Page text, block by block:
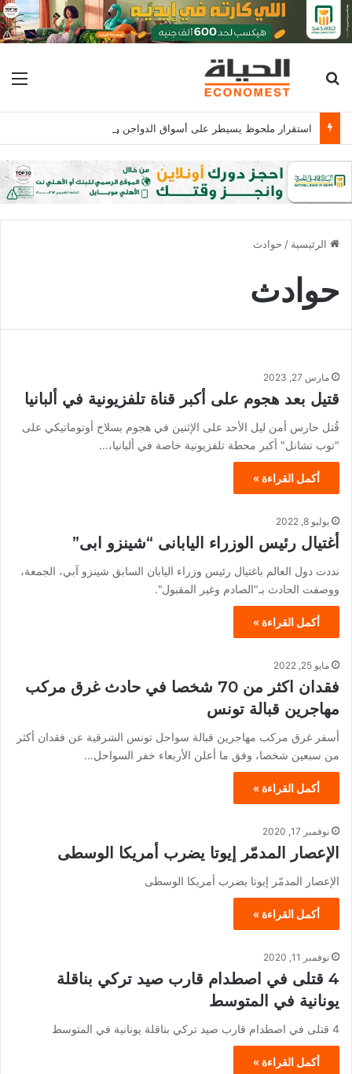
بحث عن
الرئيسية / حوادث
حوادث
مارس 27, 2023
قتيل بعد هجوم على أكبر قناة تلفزيونية في ألبانيا
قُتل حارس أمن ليل الأحد على الإثنين في هجوم بسلاح أوتوماتيكي على
"توب تشانل" أكبر محطة تلفزيونية خاصة في ألبانيا،…
أكمل القراءة »
يوليو 8, 2022
أغتيال رئيس الوزراء اليابانى “شينزو ابى”
نددت دول العالم باغتيال رئيس وزراء اليابان السابق شينزو آبي، الجمعة،
ووصفت الحادث بـ"الصادم وغير المقبول".
أكمل القراءة »
مايو 25, 2022
فقدان اكثر من 70 شخصا في حادث غرق مركب
مهاجرين قبالة تونس
أسفر غرق مركب مهاجرين قبالة سواحل تونس الشرقية عن فقدان أكثر
من سبعين شخصا، وفق ما أعلن الأربعاء خفر السواحل…
أكمل القراءة »
نوفمبر 17, 2020
الإعصار المدمّر إيوتا يضرب أمريكا الوسطى
الإعصار المدمّر إيوتا يضرب أمريكا الوسطى
أكمل القراءة »
نوفمبر 11, 2020
4 قتلى في اصطدام قارب صيد تركي بناقلة
يونانية في المتوسط
4 قتلى في اصطدام قارب صيد تركي بناقلة يونانية في المتوسط
أكمل القراءة »